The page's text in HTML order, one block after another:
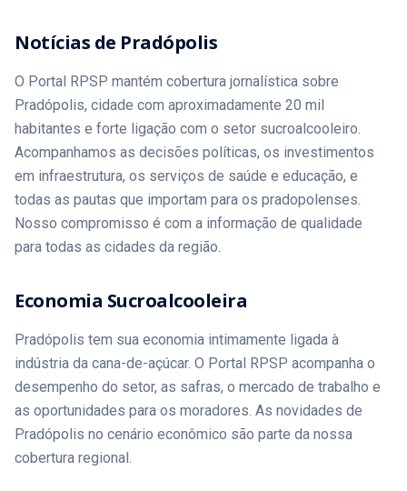
animal não sofreu lesões e foi entregue ao tutor logo após o
salvamento. As circunstâncias que levaram o cavalo a cair
no tanque ainda não foram esclarecidas. A ação demonstra
a importância do trabalho do Corpo de Bombeiros, que além
de ocorrências de emergência com pessoas, também atua
no resgate de animais em situações de risco. Leia a Matéria
Completa no Portal RPSP Link na Bio. #Jornalismo
#RibeiraoPreto #PortalRPSP
Notícias de Pradópolis
O Portal RPSP mantém cobertura jornalística sobre
Pradópolis, cidade com aproximadamente 20 mil
habitantes e forte ligação com o setor sucroalcooleiro.
Acompanhamos as decisões políticas, os investimentos
em infraestrutura, os serviços de saúde e educação, e
todas as pautas que importam para os pradopolenses.
Nosso compromisso é com a informação de qualidade
para todas as cidades da região.
Economia Sucroalcooleira
Pradópolis tem sua economia intimamente ligada à
indústria da cana-de-açúcar. O Portal RPSP acompanha o
desempenho do setor, as safras, o mercado de trabalho e
as oportunidades para os moradores. As novidades de
Pradópolis no cenário econômico são parte da nossa
cobertura regional.